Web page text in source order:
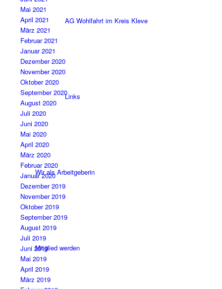
AG Wohlfahrt im Kreis Kleve
Links
Wir als Arbeitgeberin
Mitglied werden
Mai 2021
April 2021
März 2021
Februar 2021
Januar 2021
Dezember 2020
November 2020
Oktober 2020
September 2020
August 2020
Juli 2020
Juni 2020
Mai 2020
April 2020
März 2020
Februar 2020
Januar 2020
Dezember 2019
November 2019
Oktober 2019
September 2019
August 2019
Juli 2019
Juni 2019
Mai 2019
April 2019
März 2019